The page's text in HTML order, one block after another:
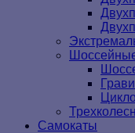
Самокаты